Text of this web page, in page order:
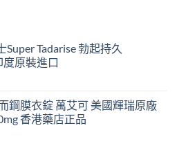
Tadarise 勃起持久
原裝進口
鋼膜衣錠 萬艾可 美國輝瑞原廠
香港藥店正品